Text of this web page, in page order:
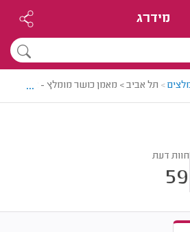
מידרג
> תל אביב > מאמן כושר מומלץ - אופק
...
חוות דעת
59